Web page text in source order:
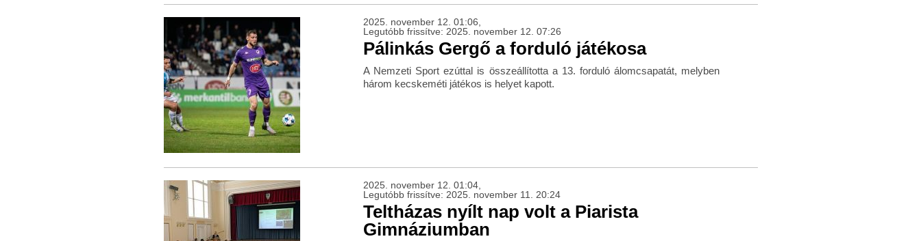
2025. november 12. 01:06,
Legutóbb frissítve: 2025. november 12. 07:26
Pálinkás Gergő a forduló játékosa
A Nemzeti Sport ezúttal is összeállította a 13. forduló álomcsapatát, melyben
három kecskeméti játékos is helyet kapott.
2025. november 12. 01:04,
Legutóbb frissítve: 2025. november 11. 20:24
Teltházas nyílt nap volt a Piarista
Gimnáziumban